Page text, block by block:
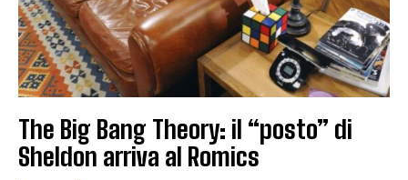
The Big Bang Theory: il “posto” di
Sheldon arriva al Romics